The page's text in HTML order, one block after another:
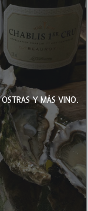
Y MÁS VINO.